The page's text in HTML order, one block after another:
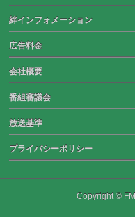
絆インフォメーション
広告料金
会社概要
番組審議会
放送基準
プライバシーポリシー
Copyright ©